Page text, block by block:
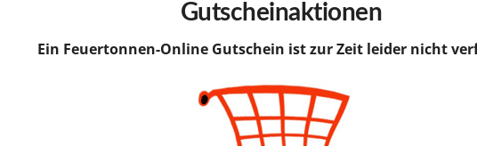
Gutscheinaktionen
Ein Feuertonnen-Online Gutschein ist zur Zeit leider nicht